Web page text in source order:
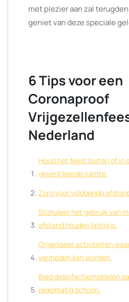
met plezier aan zal
geniet van deze speciale
6 Tips voor een
Coronaproof
Nederland
Houd het feest buiten of in
geventileerde ruimte.
Zorg voor voldoende
Stimuleer het gebruik van
afstand houden lastig is.
Organiseer activiteiten
vermeden kan worden.
Bied desinfectiemiddelen
regelmatig schoon.